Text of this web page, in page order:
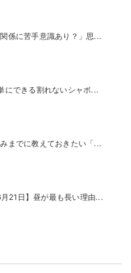
係に苦手意識あり？」思...
にできる割れないシャボ...
までに教えておきたい「...
21日】昼が最も長い理由...